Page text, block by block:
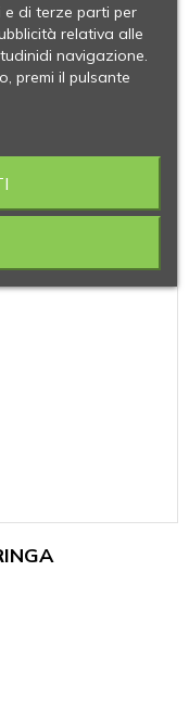
di terze parti per
relativa alle
navigazione.
premi il pulsante